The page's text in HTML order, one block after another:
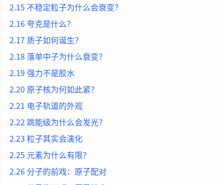
2.15 不稳定粒子为什么会衰变？
2.16 夸克是什么？
2.17 质子如何诞生？
2.18 落单中子为什么衰变？
2.19 强力不是胶水
2.20 原子核为何如此紧？
2.21 电子轨道的外观
2.22 跳能级为什么会发光？
2.23 粒子其实会演化
2.25 元素为什么有限？
2.26 分子的前戏：原子配对